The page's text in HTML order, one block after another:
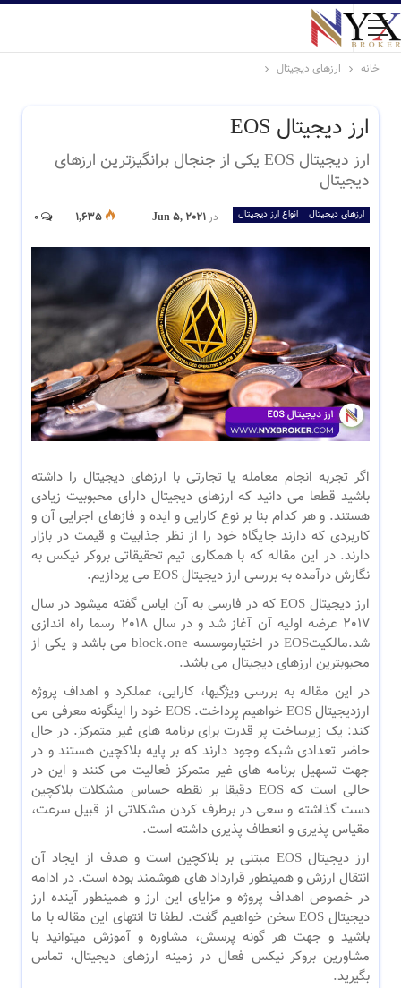
خانه ارزهای دیجیتال
ارز دیجیتال EOS
ارز دیجیتال EOS یکی از جنجال برانگیزترین ارزهای
دیجیتال
ارزهای دیجیتال انواع ارز دیجیتال در Jun 5, 2021
1,635
اگر تجربه انجام معامله یا تجارتی با ارزهای دیجیتال را داشته
باشید قطعا می دانید که ارزهای دیجیتال دارای محبوبیت زیادی
هستند. و هر کدام بنا بر نوع کارایی و ایده و فازهای اجرایی آن و
کاربردی که دارند جایگاه خود را از نظر جذابیت و قیمت در بازار
دارند. در این مقاله که با همکاری تیم تحقیقاتی بروکر نیکس به
نگارش درآمده به بررسی ارز دیجیتال EOS می پردازیم.
ارز دیجیتال EOS که در فارسی به آن ایاس گفته میشود در سال
2017 عرضه اولیه آن آغاز شد و در سال 2018 رسما راه اندازی
شد.مالکیتEOS در اختیارموسسه block.one می باشد و یکی از
محبوبترین ارزهای دیجیتال می باشد.
در این مقاله به بررسی ویژگیها، کارایی، عملکرد و اهداف پروژه
ارزدیجیتال EOS خواهیم پرداخت. EOS خود را اینگونه معرفی می
کند: یک زیرساخت پر قدرت برای برنامه های غیر متمرکز. در حال
حاضر تعدادی شبکه وجود دارند که بر پایه بلاکچین هستند و در
جهت تسهیل برنامه های غیر متمرکز فعالیت می کنند و این در
حالی است که EOS دقیقا بر نقطه حساس مشکلات بلاکچین
دست گذاشته و سعی در برطرف کردن مشکلاتی از قبیل سرعت،
مقیاس پذیری و انعطاف پذیری داشته است.
ارز دیجیتال EOS مبتنی بر بلاکچین است و هدف از ایجاد آن
انتقال ارزش و همینطور قرارداد های هوشمند بوده است. در ادامه
در خصوص اهداف پروژه و مزایای این ارز و همینطور آینده ارز
دیجیتال EOS سخن خواهیم گفت. لطفا تا انتهای این مقاله با ما
باشید و جهت هر گونه پرسش، مشاوره و آموزش میتوانید با
مشاورین بروکر نیکس فعال در زمینه ارزهای دیجیتال، تماس
بگیرید.